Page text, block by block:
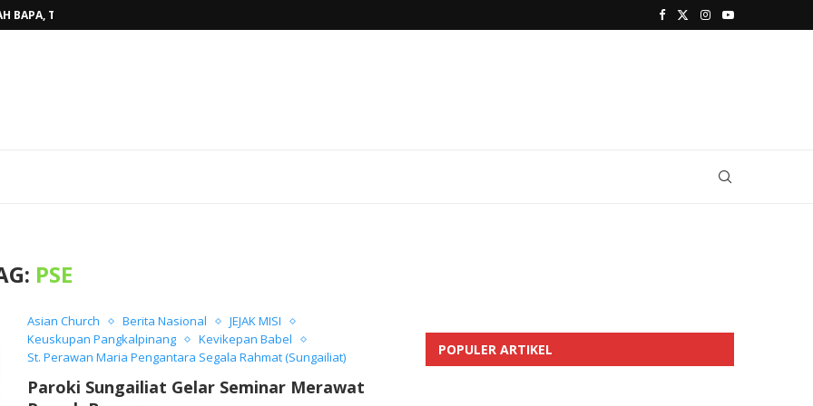
BAPA, TINGGALKAN...
PSE
Asian Church Berita Nasional
JEJAK MISI
Keuskupan Pangkalpinang
Kevikepan Babel
St. Perawan Maria Pengantara Segala Rahmat (Sungailiat)
Paroki Sungailiat Gelar Seminar Merawat
POPULER ARTIKEL